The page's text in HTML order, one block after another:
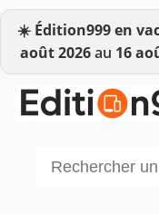
☀️ Édition999 en
août 2026au 16